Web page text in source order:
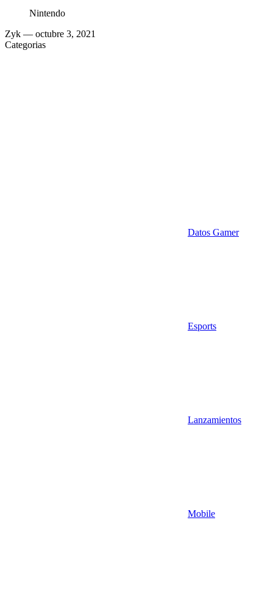
Nintendo
Zyk — octubre 3, 2021
Categorias
Datos Gamer
Esports
Lanzamientos
Mobile